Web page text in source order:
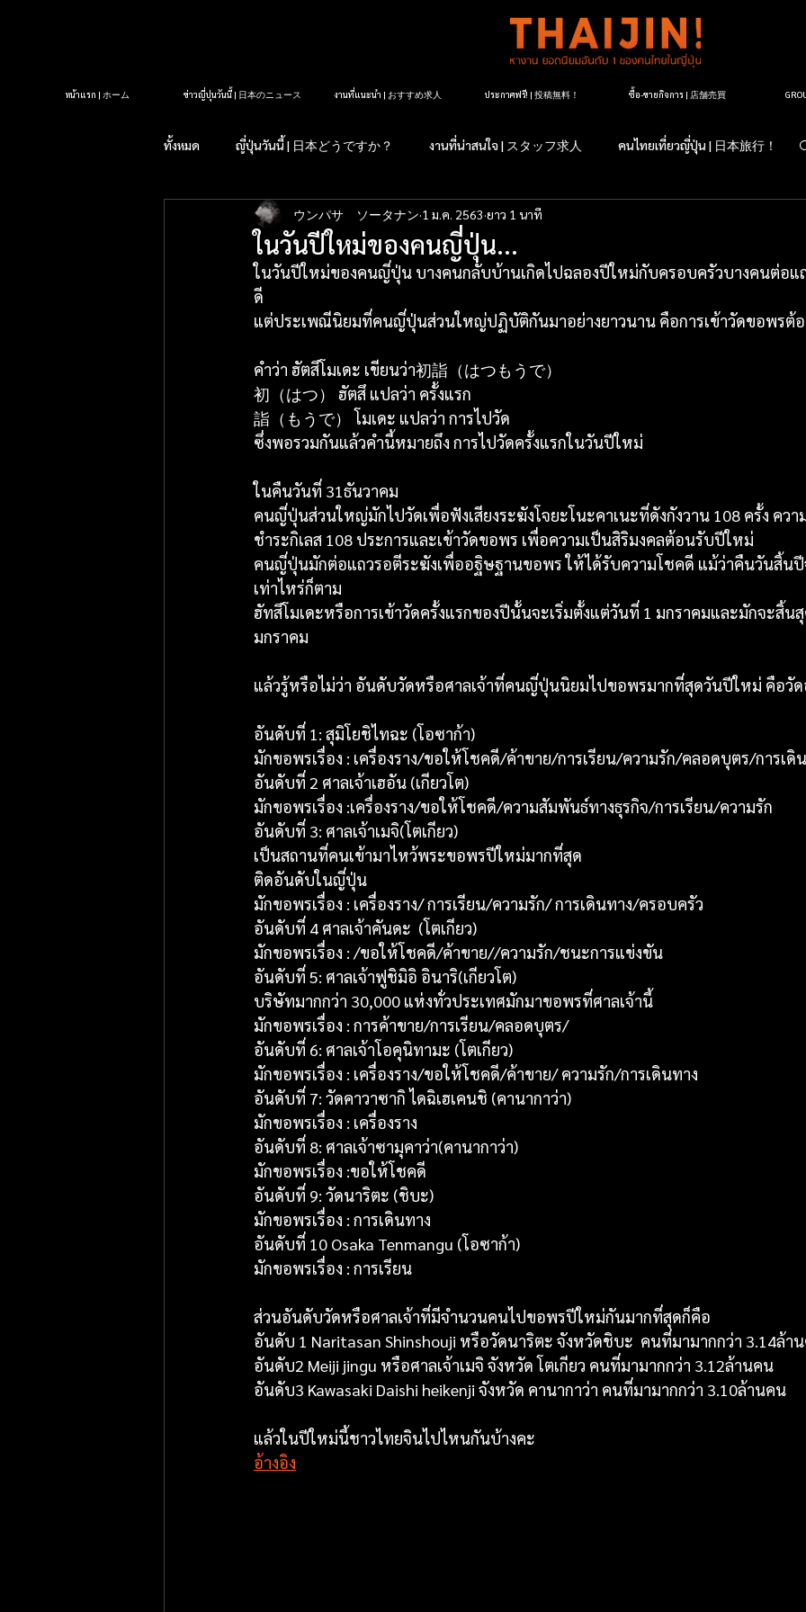
หน้าแรก | ホーム ข่าวญี่ปุ่นวันนี้ | 日本のニュース งานที่แนะนำ | おすすめ求人 ประกาศฟรี! | 投稿無料！ ซื้อ-ขายกิจการ | 店舗売買
ทั้งหมด ญี่ปุ่นวันนี้ | 日本どうですか？ งานที่น่าสนใจ | スタッフ求人 คนไทยเที่ยวญี่ปุ่น | 日本旅行！
รู้หรือไม่?ในญี่ปุ่น| 知っていますか？日本のこと マッサージ紹介
タイクラブ紹介 アロママッサージ店紹介
ในวันปีใหม่ของคนญี่ปุ่น...
ウンパサ ソータナン 1 ม.ค. 2563 ยาว 1 นาที
ในวันปีใหม่ของคนญี่ปุ่น บางคนกลับบ้านเกิดไปฉลองปีใหม่กับครอบครัวบางคนต่อแ
ดี
แต่ประเพณีนิยมที่คนญี่ปุ่นส่วนใหญ่ปฏิบัติกันมาอย่างยาวนาน คือการเข้าวัดขอพรต้
คำว่า ฮัตสึโมเดะ เขียนว่า初詣（はつもうで）
初（はつ） ฮัตสึ แปลว่า ครั้งแรก
詣（もうで） โมเดะ แปลว่า การไปวัด
ซึ่งพอรวมกันแล้วคำนี้หมายถึง การไปวัดครั้งแรกในวันปีใหม่
ในคืนวันที่ 31ธันวาคม
คนญี่ปุ่นส่วนใหญ่มักไปวัดเพื่อฟังเสียงระฆังโจยะโนะคาเนะที่ดังกังวาน 108 ครั้ง คว
ชำระกิเลส 108 ประการและเข้าวัดขอพร เพื่อความเป็นสิริมงคลต้อนรับปีใหม่
คนญี่ปุ่นมักต่อแถวรอตีระฆังเพื่ออฐิษฐานขอพร ให้ได้รับความโชคดี แม้ว่าคืนวันสิ้น
เท่าไหร่ก็ตาม
ฮัทสึโมเดะหรือการเข้าวัดครั้งแรกของปีนั้นจะเริ่มตั้งแต่วันที่ 1 มกราคมและมักจะสิ้น
มกราคม
แล้วรู้หรือไม่ว่า อันดับวัดหรือศาลเจ้าที่คนญี่ปุ่นนิยมไปขอพรมากที่สุดวันปีใหม่ คือวัด
อันดับที่ 1: สุมิโยชิไทฉะ (โอซาก้า)
มักขอพรเรื่อง : เครื่องราง/ขอให้โชคดี/ค้าขาย/การเรียน/ความรัก/คลอดบุตร/การเดิ
อันดับที่ 2 ศาลเจ้าเฮอัน (เกียวโต)
มักขอพรเรื่อง :เครื่องราง/ขอให้โชคดี/ความสัมพันธ์ทางธุรกิจ/การเรียน/ความรัก
อันดับที่ 3: ศาลเจ้าเมจิ(โตเกียว)
เป็นสถานที่คนเข้ามาไหว้พระขอพรปีใหม่มากที่สุด
ติดอันดับในญี่ปุ่น
มักขอพรเรื่อง : เครื่องราง/ การเรียน/ความรัก/ การเดินทาง/ครอบครัว
อันดับที่ 4 ศาลเจ้าคันดะ  (โตเกียว)
มักขอพรเรื่อง : /ขอให้โชคดี/ค้าขาย//ความรัก/ชนะการแข่งขัน
อันดับที่ 5: ศาลเจ้าฟูชิมิอิ อินาริ(เกียวโต)
บริษัทมากกว่า 30,000 แห่งทั่วประเทศมักมาขอพรที่ศาลเจ้านี้
มักขอพรเรื่อง : การค้าขาย/การเรียน/คลอดบุตร/
อันดับที่ 6: ศาลเจ้าโอคุนิทามะ (โตเกียว)
มักขอพรเรื่อง : เครื่องราง/ขอให้โชคดี/ค้าขาย/ ความรัก/การเดินทาง
อันดับที่ 7: วัดคาวาซากิ ไดฉิเฮเคนชิ (คานากาว่า)
มักขอพรเรื่อง : เครื่องราง
อันดับที่ 8: ศาลเจ้าซามุคาว่า(คานากาว่า)
มักขอพรเรื่อง :ขอให้โชคดี
อันดับที่ 9: วัดนาริตะ (ชิบะ)
มักขอพรเรื่อง : การเดินทาง
อันดับที่ 10 Osaka Tenmangu (โอซาก้า)
มักขอพรเรื่อง : การเรียน
ส่วนอันดับวัดหรือศาลเจ้าที่มีจำนวนคนไปขอพรปีใหม่กันมากที่สุดก็คือ
อันดับ 1 Naritasan Shinshouji หรือวัดนาริตะ จังหวัดชิบะ  คนที่มามากกว่า 3.14ล้า
อันดับ2 Meiji jingu หรือศาลเจ้าเมจิ จังหวัด โตเกียว คนที่มามากกว่า 3.12ล้านคน
อันดับ3 Kawasaki Daishi heikenji จังหวัด คานากาว่า คนที่มามากกว่า 3.10ล้านคน
แล้วในปีใหม่นี้ชาวไทยจินไปไหนกันบ้างคะ
อ้างอิง